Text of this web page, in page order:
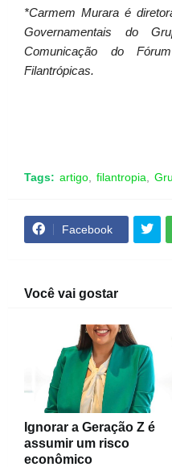
*Carmem Murara é
Governamentais do
Comunicação do
Filantrópicas.
Tags: artigo filantropia
Facebook
Você vai gostar
Ignorar a Geração Z é
assumir um risco
econômico